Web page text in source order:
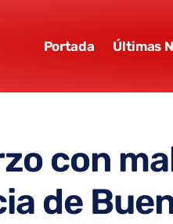
Portada Últimas
con
de